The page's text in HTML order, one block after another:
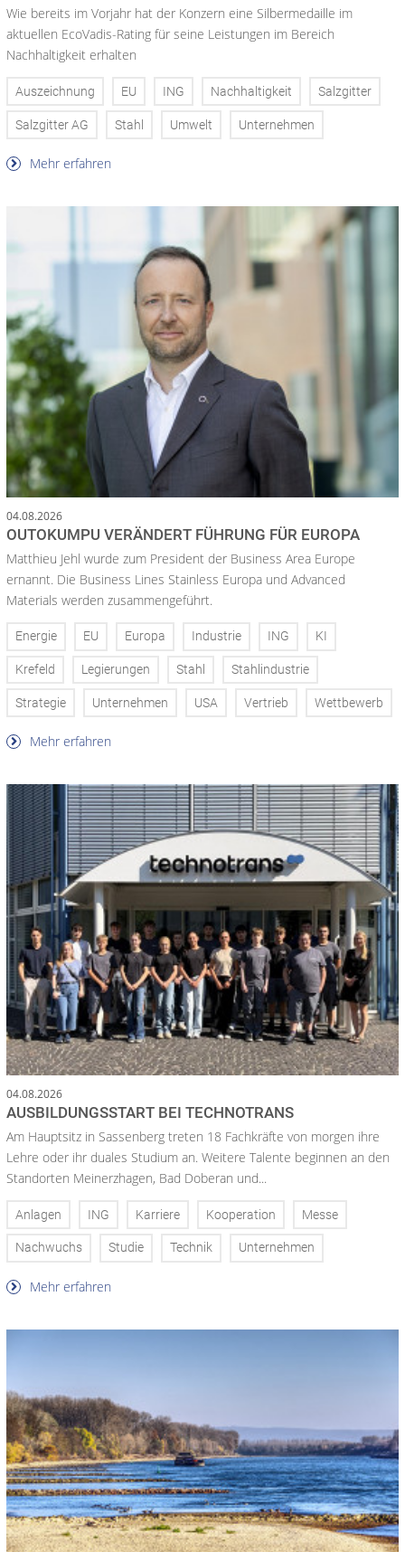
Wie bereits im Vorjahr hat der Konzern eine Silbermedaille im
aktuellen EcoVadis-Rating für seine Leistungen im Bereich
Nachhaltigkeit erhalten
Auszeichnung EU ING Nachhaltigkeit Salzgitter
Salzgitter AG Stahl Umwelt Unternehmen
Mehr erfahren
04.08.2026
OUTOKUMPU VERÄNDERT FÜHRUNG FÜR EUROPA
Matthieu Jehl wurde zum President der Business Area Europe
ernannt. Die Business Lines Stainless Europa und Advanced
Materials werden zusammengeführt.
Energie EU Europa Industrie ING KI
Krefeld Legierungen Stahl Stahlindustrie
Strategie Unternehmen USA Vertrieb Wettbewerb
Mehr erfahren
04.08.2026
AUSBILDUNGSSTART BEI TECHNOTRANS
Am Hauptsitz in Sassenberg treten 18 Fachkräfte von morgen ihre
Lehre oder ihr duales Studium an. Weitere Talente beginnen an den
Standorten Meinerzhagen, Bad Doberan und...
Anlagen ING Karriere Kooperation Messe
Nachwuchs Studie Technik Unternehmen
Mehr erfahren